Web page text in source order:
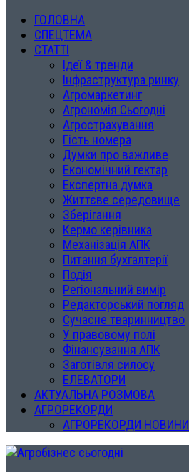
ГОЛОВНА
СПЕЦТЕМА
СТАТТІ
Ідеї & тренди
Інфраструктура ринку
Агромаркетинг
Агрономія Сьогодні
Агрострахування
Гість номера
Думки про важливе
Економічний гектар
Експертна думка
Життєве середовище
Зберігання
Кермо керівника
Механізація АПК
Питання бухгалтерії
Подія
Регіональний вимір
Редакторський погляд
Сучасне тваринництво
У правовому полі
Фінансування АПК
Заготівля силосу
ЕЛЕВАТОРИ
АКТУАЛЬНА РОЗМОВА
АГРОРЕКОРДИ
АГРОРЕКОРДИ НОВИНИ